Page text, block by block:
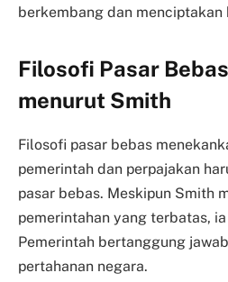
berkembang dan menciptakan
Filosofi Pasar
menurut Smith
Filosofi pasar bebas
pemerintah dan perpajakan
pasar bebas. Meskipun Smith
pemerintahan yang terbatas,
Pemerintah bertanggung
pertahanan negara.